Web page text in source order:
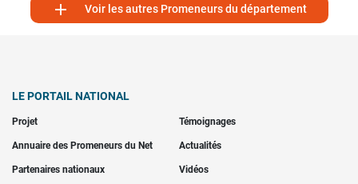
 Voir les autres Promeneurs du département
LE PORTAIL NATIONAL
Projet Témoignages
Annuaire des Promeneurs du Net Actualités
Partenaires nationaux Vidéos